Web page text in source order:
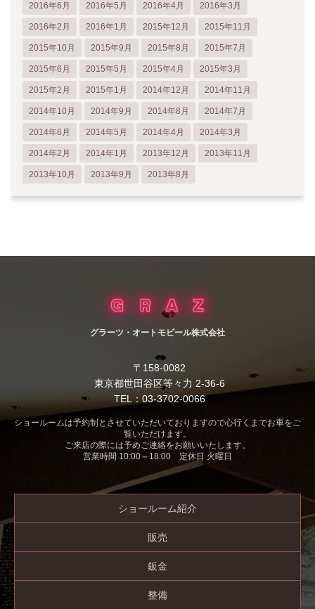
2016年6月 2016年5月 2016年4月 2016年3月
2016年2月 2016年1月 2015年12月 2015年11月
2015年10月 2015年9月 2015年8月 2015年7月
2015年6月 2015年5月 2015年4月 2015年3月
2015年2月 2015年1月 2014年12月 2014年11月
2014年10月 2014年9月 2014年8月 2014年7月
2014年6月 2014年5月 2014年4月 2014年3月
2014年2月 2014年1月 2013年12月 2013年11月
2013年10月 2013年9月 2013年8月
グラーツ・オートモビール株式会社
〒158-0082
東京都世田谷区等々力 2-36-6
TEL：03-3702-0066
ショールームは予約制とさせていただいておりますので心行くまでお車をご
覧いただけます。
ご来店の際には予めご連絡をお願いいたします。
営業時間 10:00～18:00 定休日 火曜日
ショールーム紹介
販売
鈑金
整備